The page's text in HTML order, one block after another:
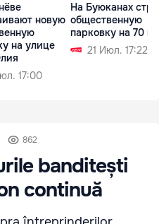
новую
на улице
17:00
На Буюканах
общественную
парковку на 70
21 Июл. 17:22
862
banditești
continuă